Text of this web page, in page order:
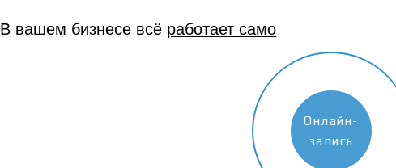
В вашем бизнесе всё работает само
Онлайн-
запись